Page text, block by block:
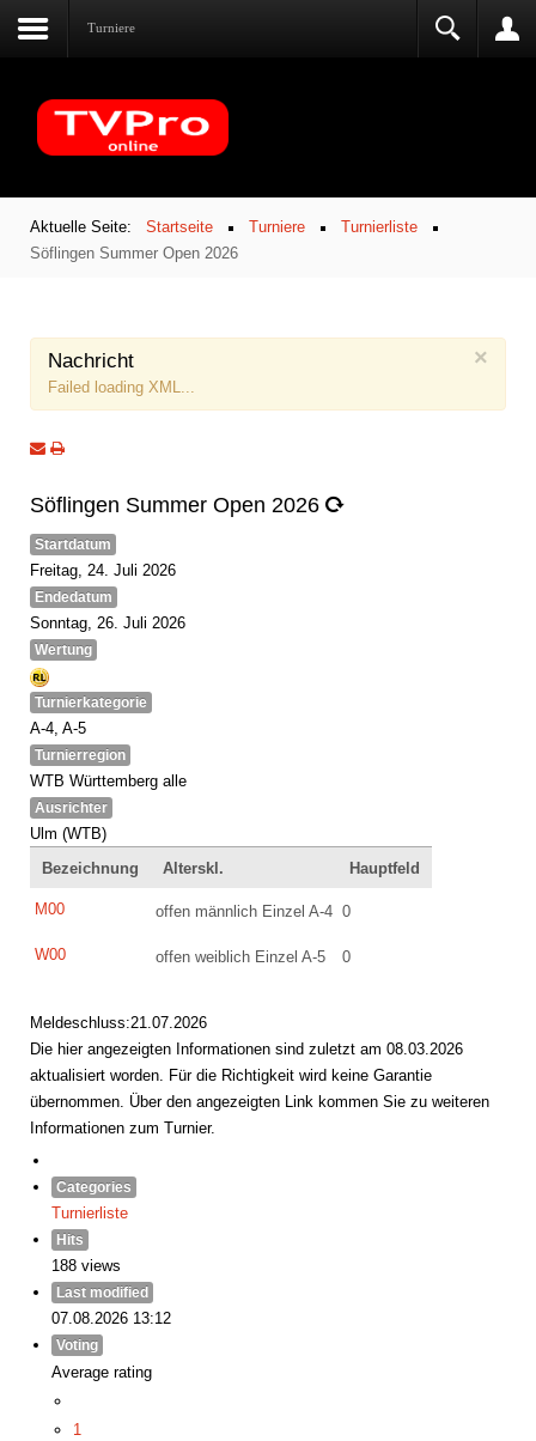
Turniere
Aktuelle Seite: Startseite Turniere
Turnierliste
Söflingen Summer Open 2026
×
Nachricht
Failed loading XML...
Söflingen Summer Open 2026
Startdatum
Freitag, 24. Juli 2026
Endedatum
Sonntag, 26. Juli 2026
Wertung
Turnierkategorie
A-4, A-5
Turnierregion
WTB Württemberg alle
Ausrichter
Ulm (WTB)
Bezeichnung
Alterskl. Hauptfeld
M00 offen männlich Einzel A-4 0
W00 offen weiblich Einzel A-5 0
Meldeschluss:21.07.2026
Die hier angezeigten Informationen sind zuletzt am 08.03.2026
aktualisiert worden. Für die Richtigkeit wird keine Garantie
übernommen. Über den angezeigten Link kommen Sie zu weiteren
Informationen zum Turnier.
Categories
Turnierliste
Hits
188 views
Last modified
07.08.2026 13:12
Voting
Average rating
1